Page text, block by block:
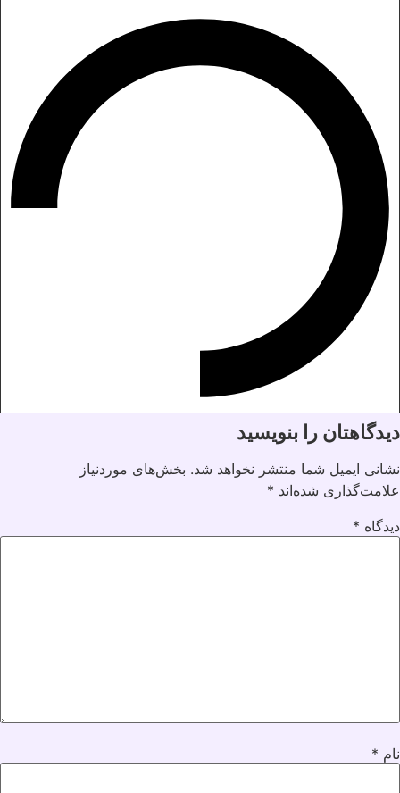
دیدگاهتان را بنویسید
نشانی ایمیل شما منتشر نخواهد شد. بخش‌های موردنیاز
علامت‌گذاری شده‌اند *
دیدگاه *
نام *